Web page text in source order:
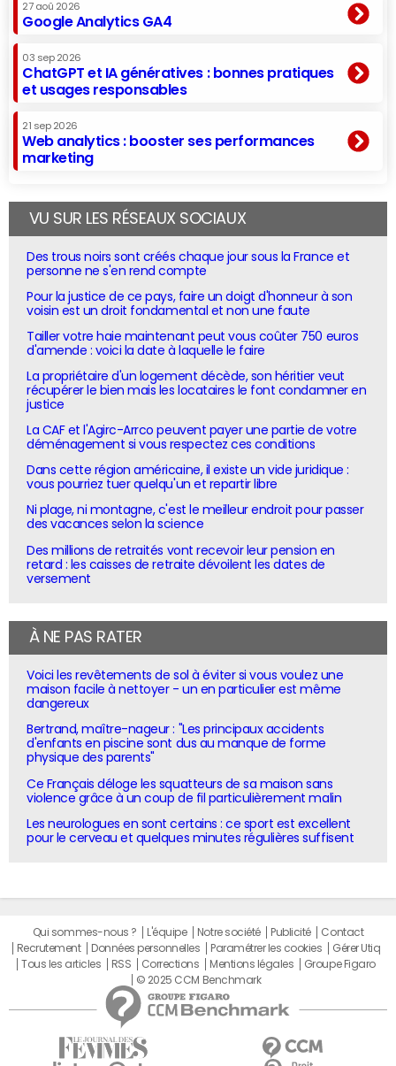
27 aoû 2026
Google Analytics GA4
03 sep 2026
ChatGPT et IA génératives : bonnes pratiques
et usages responsables
21 sep 2026
Web analytics : booster ses performances
marketing
VU SUR LES RÉSEAUX SOCIAUX
Des trous noirs sont créés chaque jour sous la France et
personne ne s'en rend compte
Pour la justice de ce pays, faire un doigt d'honneur à son
voisin est un droit fondamental et non une faute
Tailler votre haie maintenant peut vous coûter 750 euros
d'amende : voici la date à laquelle le faire
La propriétaire d'un logement décède, son héritier veut
récupérer le bien mais les locataires le font condamner en
justice
La CAF et l'Agirc-Arrco peuvent payer une partie de votre
déménagement si vous respectez ces conditions
Dans cette région américaine, il existe un vide juridique :
vous pourriez tuer quelqu'un et repartir libre
Ni plage, ni montagne, c'est le meilleur endroit pour passer
des vacances selon la science
Des millions de retraités vont recevoir leur pension en
retard : les caisses de retraite dévoilent les dates de
versement
À NE PAS RATER
Voici les revêtements de sol à éviter si vous voulez une
maison facile à nettoyer - un en particulier est même
dangereux
Bertrand, maître-nageur : "Les principaux accidents
d'enfants en piscine sont dus au manque de forme
physique des parents"
Ce Français déloge les squatteurs de sa maison sans
violence grâce à un coup de fil particulièrement malin
Les neurologues en sont certains : ce sport est excellent
pour le cerveau et quelques minutes régulières suffisent
Qui sommes-nous ? L'équipe Notre société Publicité
Contact
Recrutement
Données personnelles Paramétrer les cookies
Gérer Utiq
Tous les articles
RSS Corrections Mentions légales
Groupe Figaro
© 2025 CCM Benchmark